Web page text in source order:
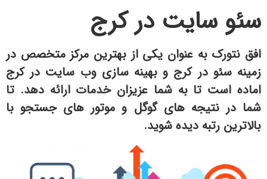
سئو سایت در کرج
افق نتورک به عنوان یکی از بهترین مرکز متخصص در
زمینه سئو در کرج و بهینه سازی وب سایت در کرج
اماده است تا به شما عزیزان خدمات ارائه دهد. تا
شما در نتیجه های گوگل و موتور های جستجو با
بالاترین رتبه دیده شوید.